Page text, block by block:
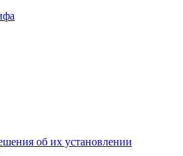
об их установлении